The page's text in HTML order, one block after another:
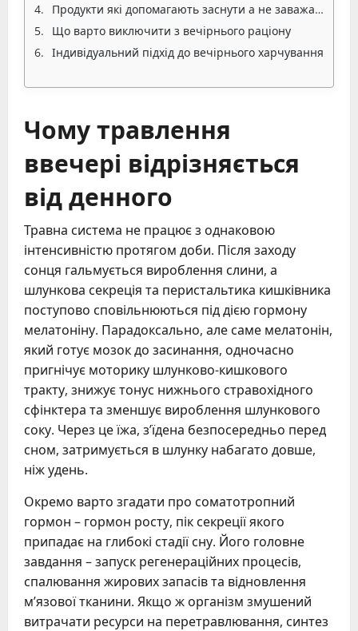
Продукти які допомагають заснути а не заважають
Що варто виключити з вечірнього раціону
Індивідуальний підхід до вечірнього харчування
Чому травлення
ввечері відрізняється
від денного
Травна система не працює з однаковою
інтенсивністю протягом доби. Після заходу
сонця гальмується вироблення слини, а
шлункова секреція та перистальтика кишківника
поступово сповільнюються під дією гормону
мелатоніну. Парадоксально, але саме мелатонін,
який готує мозок до засинання, одночасно
пригнічує моторику шлунково-кишкового
тракту, знижує тонус нижнього стравохідного
сфінктера та зменшує вироблення шлункового
соку. Через це їжа, з’їдена безпосередньо перед
сном, затримується в шлунку набагато довше,
ніж удень.
Окремо варто згадати про соматотропний
гормон – гормон росту, пік секреції якого
припадає на глибокі стадії сну. Його головне
завдання – запуск регенераційних процесів,
спалювання жирових запасів та відновлення
м’язової тканини. Якщо ж організм змушений
витрачати ресурси на перетравлювання, синтез